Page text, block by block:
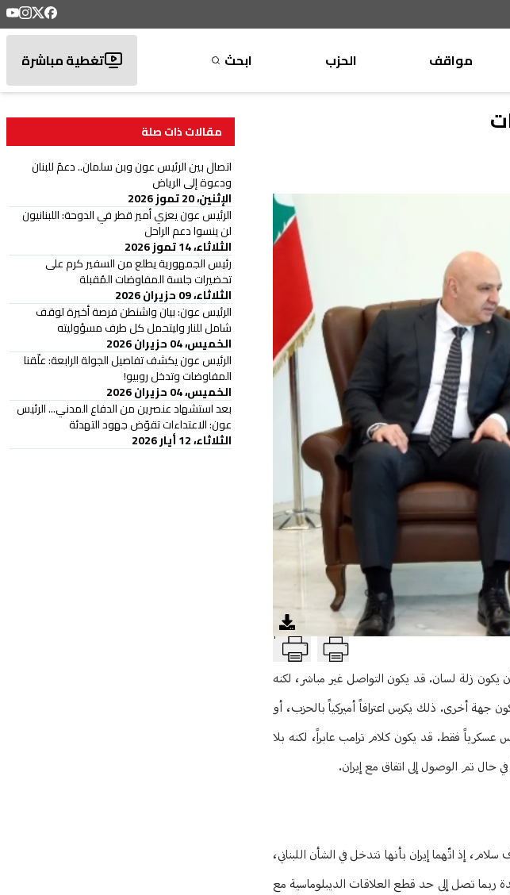
مواقف
وليد جنبلاط
الحزب ابحث تغطية مباشرة
T
يكون زلة لسان. قد يكون التواصل غير مباشر، لكنه
جهة أخرى. ذلك يكرس اعترافاً أميركياً بالحزب، أو
عسكرياً فقط. قد يكون كلام ترامب عابراً، لكنه بلا
حال تم الوصول إلى اتفاق مع إيران.
إذ اتّهما إيران بأنها تتدخل في الشأن اللبناني،
ربما تصل إلى حد قطع العلاقات الديبلوماسية مع
مقالات ذات صلة
اتصال بين الرئيس عون وبن سلمان.. دعمٌ للبنان
ودعوة إلى الرياض
الإثنين، 20 تموز 2026
الرئيس عون يعزي أمير قطر في الدوحة: اللبنانيون
لن ينسوا دعم الراحل
الثلاثاء، 14 تموز 2026
رئيس الجمهورية يطلع من السفير كرم على
تحضيرات جلسة المفاوضات المُقبلة
الثلاثاء، 09 حزيران 2026
الرئيس عون: بيان واشنطن فرصة أخيرة لوقف
شامل للنار وليتحمل كل طرف مسؤوليته
الخميس، 04 حزيران 2026
الرئيس عون يكشف تفاصيل الجولة الرابعة: علّقنا
المفاوضات وتدخل روبيو!
الخميس، 04 حزيران 2026
بعد استشهاد عنصرين من الدفاع المدني... الرئيس
عون: الاعتداءات تقوّض جهود التهدئة
الثلاثاء، 12 أيار 2026